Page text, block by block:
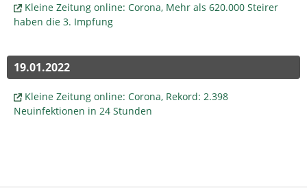
Kleine Zeitung online: Corona, Mehr als 620.000 Steirer
haben die 3. Impfung
19.01.2022
Kleine Zeitung online: Corona, Rekord: 2.398
Neuinfektionen in 24 Stunden